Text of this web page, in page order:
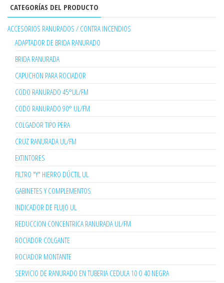
CATEGORÍAS DEL PRODUCTO
ACCESORIOS RANURADOS / CONTRA INCENDIOS
ADAPTADOR DE BRIDA RANURADO
BRIDA RANURADA
CAPUCHON PARA ROCIADOR
CODO RANURADO 45°UL/FM
CODO RANURADO 90° UL/FM
COLGADOR TIPO PERA
CRUZ RANURADA UL/FM
EXTINTORES
FILTRO "Y" HIERRO DÚCTIL UL
GABINETES Y COMPLEMENTOS
INDICADOR DE FLUJO UL
REDUCCION CONCENTRICA RANURADA UL/FM
ROCIADOR COLGANTE
ROCIADOR MONTANTE
SERVICIO DE RANURADO EN TUBERIA CEDULA 10 O 40 NEGRA